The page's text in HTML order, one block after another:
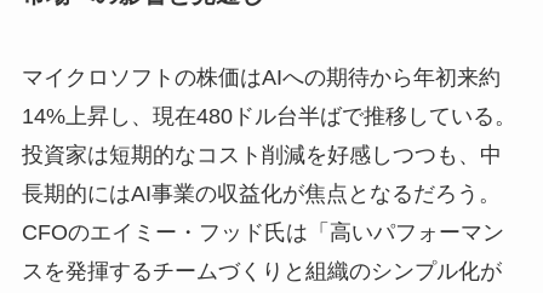
マイクロソフトの株価はAIへの期待から年初来約
14%上昇し、現在480ドル台半ばで推移している。
投資家は短期的なコスト削減を好感しつつも、中
長期的にはAI事業の収益化が焦点となるだろう。
CFOのエイミー・フッド氏は「高いパフォーマン
スを発揮するチームづくりと組織のシンプル化が